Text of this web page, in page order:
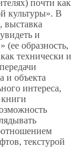
почти как
культуры». В
и
(ее образность,
технически и
и объекта
интереса,
текстурой